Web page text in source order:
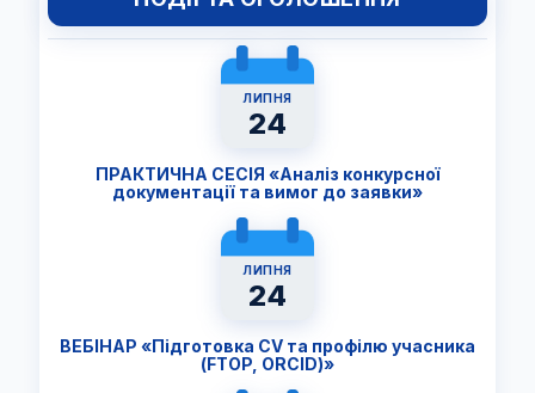
ЛИПНЯ
24
ПРАКТИЧНА СЕСІЯ «Аналіз конкурсної
документації та вимог до заявки»
ЛИПНЯ
24
ВЕБІНАР «Підготовка CV та профілю учасника
(FTОP, ORCID)»